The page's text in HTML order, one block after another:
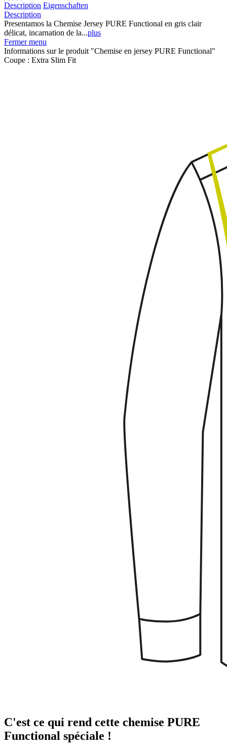
Description Eigenschaften
Description
Presentamos la Chemise Jersey PURE Functional en gris clair
délicat, incarnation de la...plus
Fermer menu
Informations sur le produit "Chemise en jersey PURE Functional"
Coupe : Extra Slim Fit
C'est ce qui rend cette chemise PURE
Functional spéciale !